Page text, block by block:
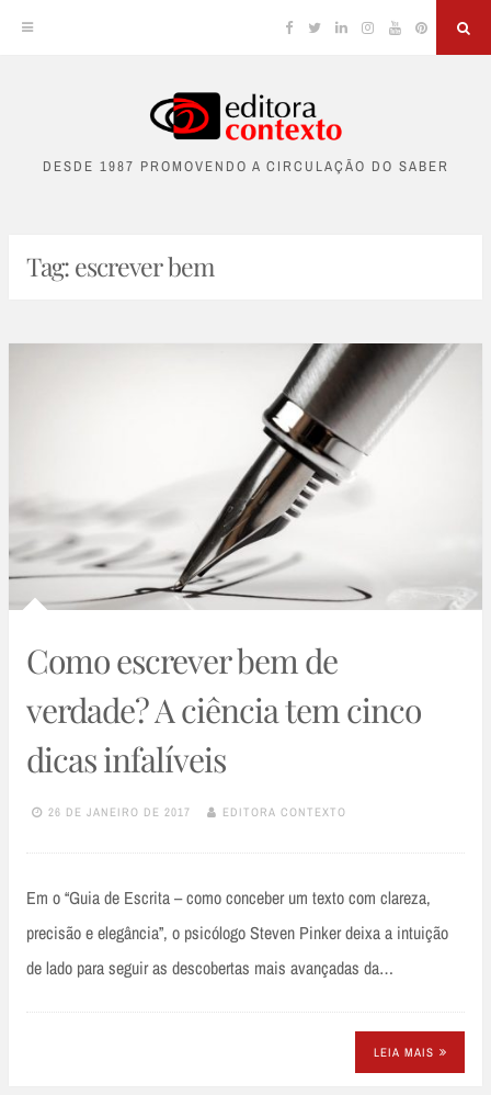
content
Facebook
TwitterLinkedinInstagram
YouTubePinterest
DESDE 1987 PROMOVENDO A CIRCULAÇÃO DO SABER
Tag:escrever bem
Como escrever bem de
verdade? A ciência tem cinco
dicas infalíveis
26 DE JANEIRO DE 2017 EDITORA CONTEXTO
Em o “Guia de Escrita – como conceber um texto com clareza,
precisão e elegância”, o psicólogo Steven Pinker deixa a intuição
de lado para seguir as descobertas mais avançadas da…
LEIA MAIS